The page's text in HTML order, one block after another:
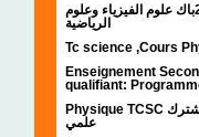
الكيمياء 2باك علوم الفيزياء وعلوم
الرياضية
Tc science ,Cours
Enseignement
qualifiant:
Physique TCSC جذع مشترك
علمي